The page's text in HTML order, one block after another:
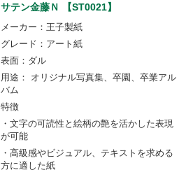
サテン金藤Ｎ 【ST0021】
メーカー：王子製紙
グレード：アート紙
表面：ダル
用途： オリジナル写真集、卒園、卒業アル
バム
特徴
・文字の可読性と絵柄の艶を活かした表現
が可能
・高級感やビジュアル、テキストを求める
方に適した紙